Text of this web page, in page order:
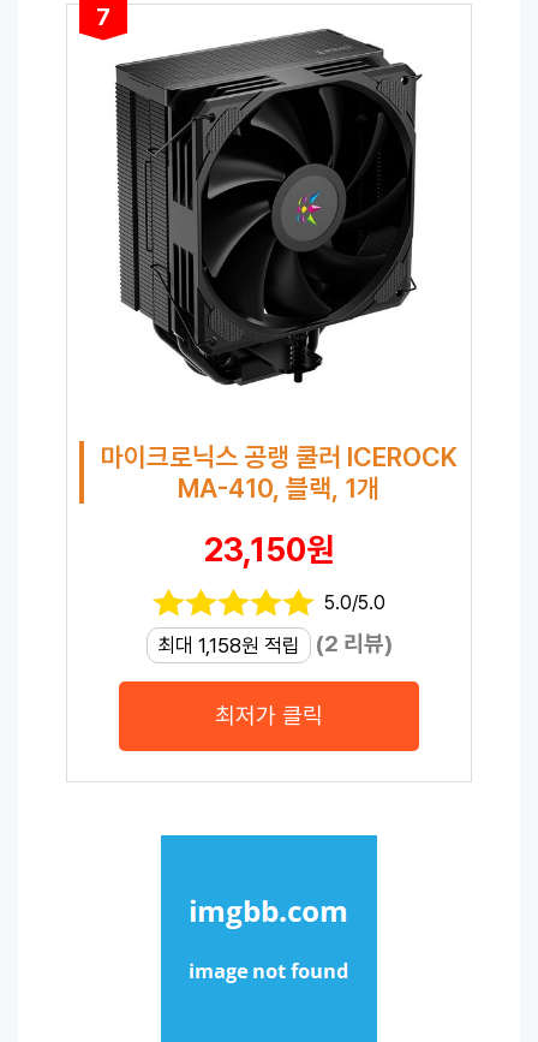
7
마이크로닉스 공랭 쿨러 ICEROCK
MA-410, 블랙, 1개
23,150원
5.0/5.0
최대 1,158원 적립 (2 리뷰)
최저가 클릭